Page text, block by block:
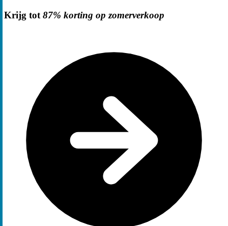
Krijg tot 87% korting op zomerverkoop